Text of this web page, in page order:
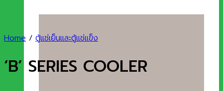
Home / ตู้แช่เย็นและตู้แช่แข็ง
‘B’ SERIES COOLER